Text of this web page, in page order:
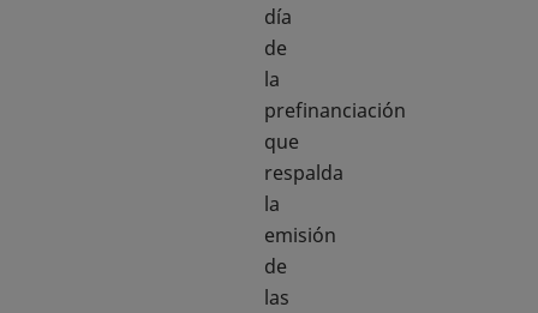
día
de
la
prefinanciación
que
respalda
la
emisión
de
las